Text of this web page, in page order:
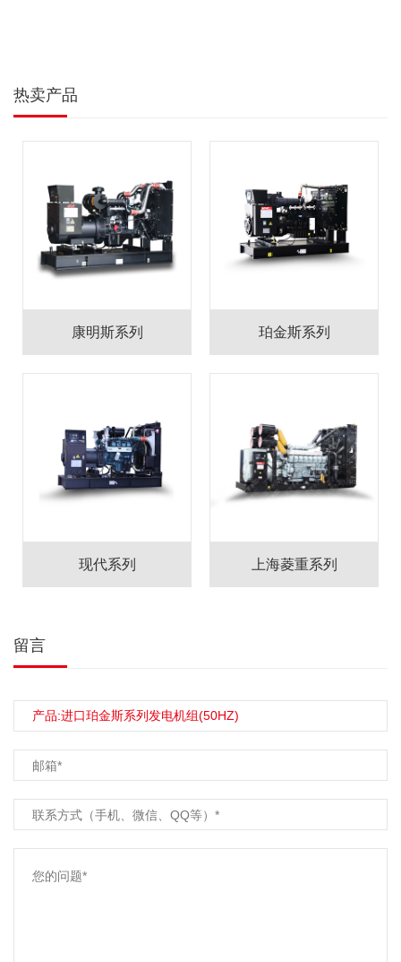
热卖产品
康明斯系列 珀金斯系列
现代系列 上海菱重系列
留言